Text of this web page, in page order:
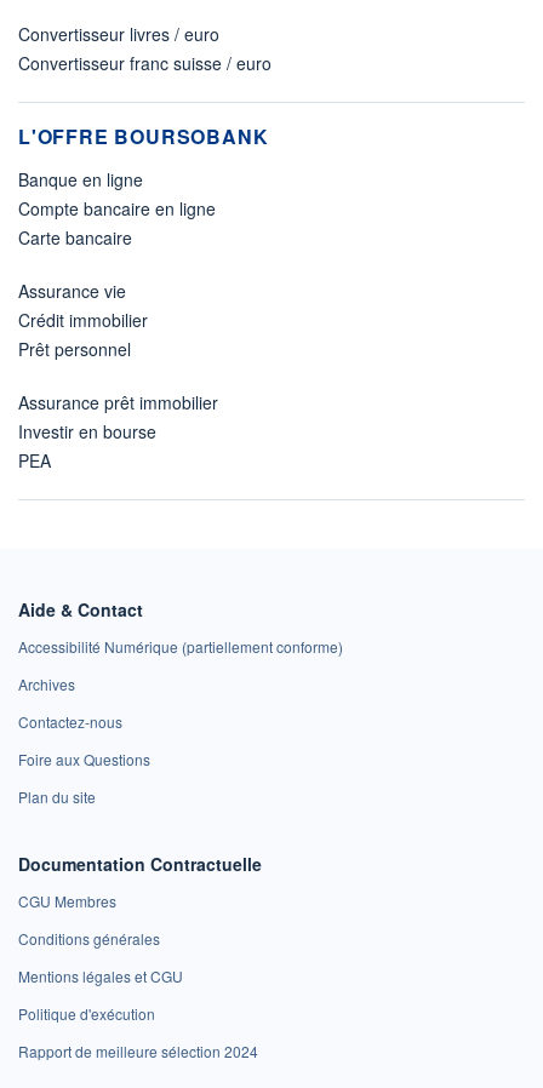
Convertisseur livres / euro
Convertisseur franc suisse / euro
L'OFFRE BOURSOBANK
Banque en ligne
Compte bancaire en ligne
Carte bancaire
Assurance vie
Crédit immobilier
Prêt personnel
Assurance prêt immobilier
Investir en bourse
PEA
Aide & Contact
Accessibilité Numérique (partiellement conforme)
Archives
Contactez-nous
Foire aux Questions
Plan du site
Documentation Contractuelle
CGU Membres
Conditions générales
Mentions légales et CGU
Politique d'exécution
Rapport de meilleure sélection 2024